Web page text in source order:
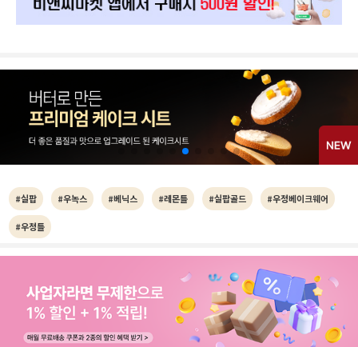
#실팝 #우녹스 #베닉스 #레몬틀 #실팝골드 #우정베이크웨어
#우정틀